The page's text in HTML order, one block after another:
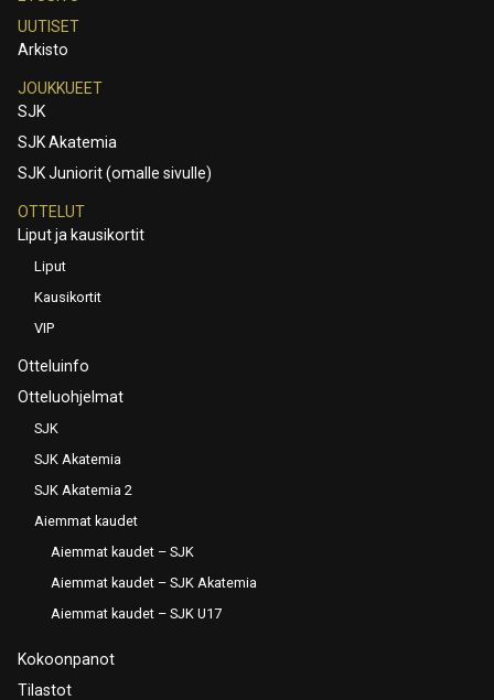
UUTISET
Arkisto
JOUKKUEET
SJK
SJK Akatemia
SJK Juniorit (omalle sivulle)
OTTELUT
Liput ja kausikortit
Liput
Kausikortit
VIP
Otteluinfo
Otteluohjelmat
SJK
SJK Akatemia
SJK Akatemia 2
Aiemmat kaudet
Aiemmat kaudet – SJK
Aiemmat kaudet – SJK Akatemia
Aiemmat kaudet – SJK U17
Kokoonpanot
Tilastot